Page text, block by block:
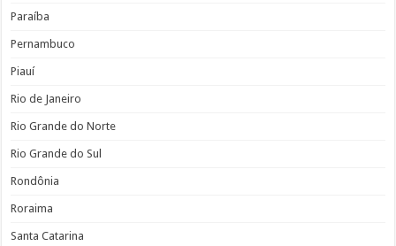
Paraíba
Pernambuco
Piauí
Rio de Janeiro
Rio Grande do Norte
Rio Grande do Sul
Rondônia
Roraima
Santa Catarina